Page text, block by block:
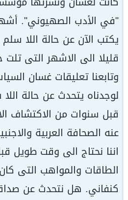
"في الأدب الصهيوني".
يكتب الآن عن حالة اللا سلم
وتابعنا تعليقات غسان
لوجدناه يتحدث عن حالة
قبل سنوات من الاكتشاف
عنه الصحافة العربية
اننا نحتاج الى وقت طويل
الطاقات والمواهب التى
كنفاني. هل نتحدث عن